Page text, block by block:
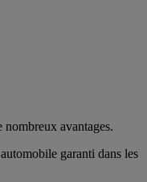
nombreux avantages.
garanti dans les